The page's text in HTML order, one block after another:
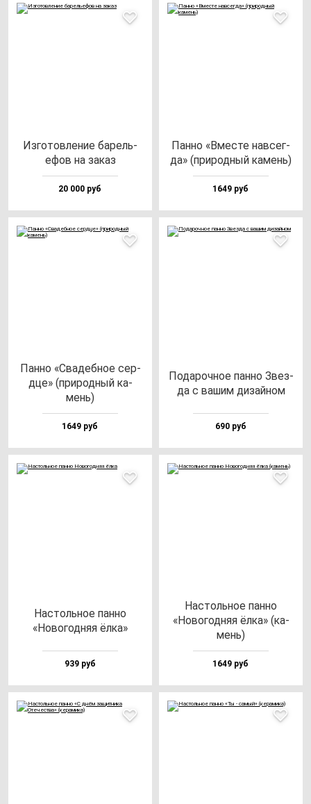
Изго­тов­ле­ние ба­рель­
ефов на за­каз
20 000 руб
Пан­но «Вмес­те нав­сег­
да» (при­род­ный ка­мень)
1649 руб
Пан­но «Сва­деб­ное сер­
дце» (при­род­ный ка­
мень)
1649 руб
Пода­роч­ное пан­но Звез­
да с ва­шим ди­зай­ном
690 руб
Нас­толь­ное пан­но
«Ново­год­няя ёл­ка»
939 руб
Нас­толь­ное пан­но
«Ново­год­няя ёл­ка» (ка­
мень)
1649 руб